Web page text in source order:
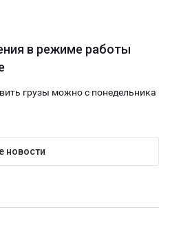
в режиме работы
грузы можно с понедельника
новости